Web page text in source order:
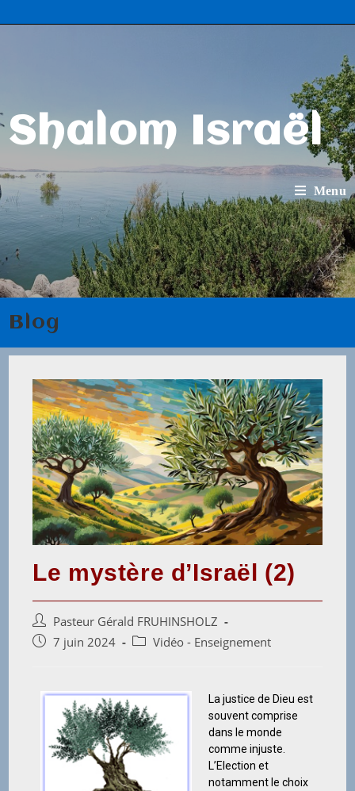
Shalom Israël
Menu
Blog
Le mystère d’Israël (2)
Pasteur Gérald FRUHINSHOLZ
7 juin 2024
Vidéo - Enseignement
La justice de Dieu est
souvent comprise
dans le monde
comme injuste.
L’Election et
notamment le choix